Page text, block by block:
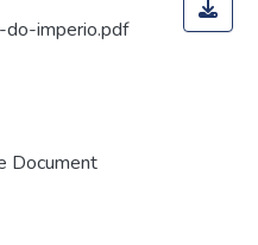
imperio.pdf
Document